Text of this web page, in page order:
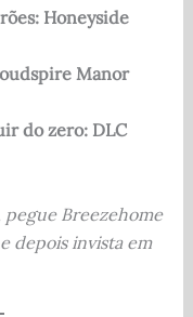
Honeyside
Manor
do zero: DLC
pegue Breezehome
depois invista em